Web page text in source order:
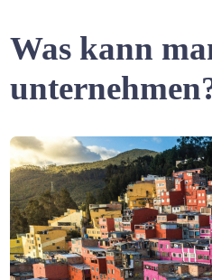
Was kann